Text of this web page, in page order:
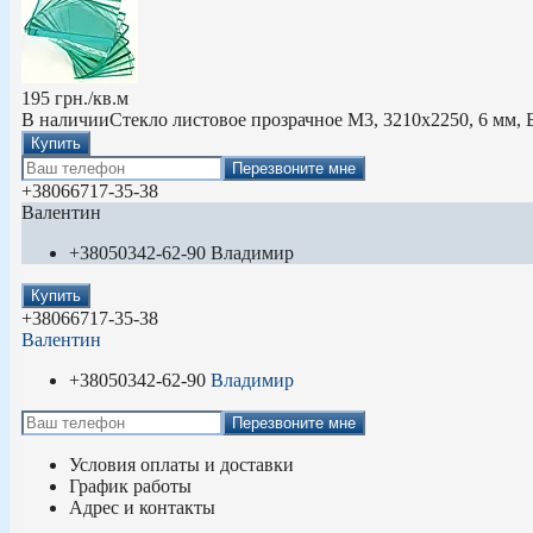
195 грн./кв.м
В наличииСтекло листовое прозрачное М3, 3210х2250, 6 мм,
Купить
Перезвоните мне
+38066717-35-38
Валентин
+38050342-62-90 Владимир
Купить
+38066717-35-38
Валентин
+38050342-62-90 Владимир
Перезвоните мне
Условия оплаты и доставки
График работы
Адрес и контакты